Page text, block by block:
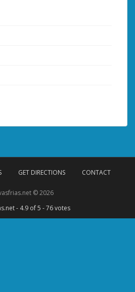
GET DIRECTIONS CONTACT
© 2026
- 4.9of 5 -76votes